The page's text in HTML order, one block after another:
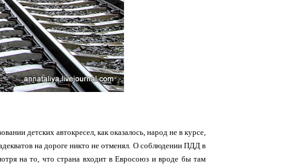
детских автокресел, как оказалось, народ не в курсе,
на дороге никто не отменял. О соблюдении ПДД в
на то, что страна входит в Евросоюз и вроде бы там